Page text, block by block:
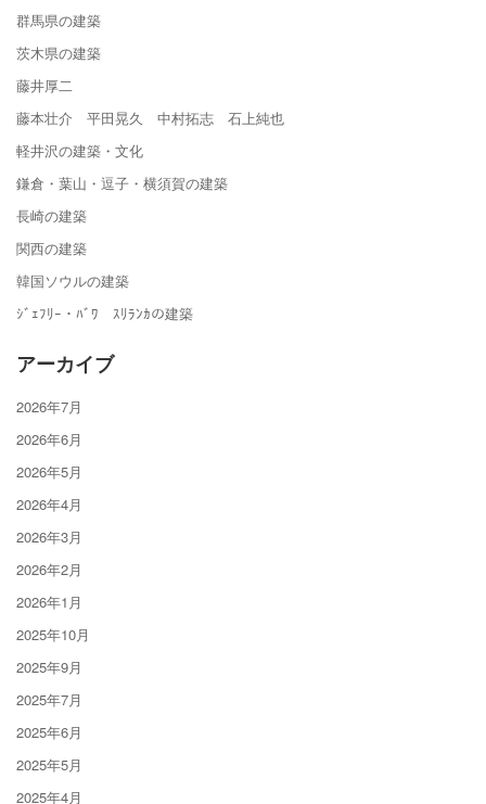
群馬県の建築
茨木県の建築
藤井厚二
藤本壮介 平田晃久 中村拓志 石上純也
軽井沢の建築・文化
鎌倉・葉山・逗子・横須賀の建築
長崎の建築
関西の建築
韓国ソウルの建築
ｼﾞｪﾌﾘｰ・ﾊﾞﾜ ｽﾘﾗﾝｶの建築
アーカイブ
2026年7月
2026年6月
2026年5月
2026年4月
2026年3月
2026年2月
2026年1月
2025年10月
2025年9月
2025年7月
2025年6月
2025年5月
2025年4月